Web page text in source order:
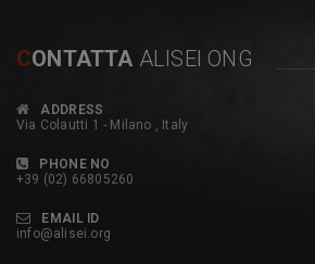
CONTATTA ALISEI ONG
ADDRESS
Via Colautti 1 - Milano , Italy
PHONE NO
+39 (02) 66805260
EMAIL ID
info@alisei.org